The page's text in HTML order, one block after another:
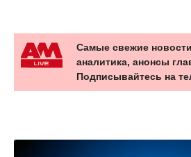
Самые свежие
аналитика, анонсы
Подписывайтесь на